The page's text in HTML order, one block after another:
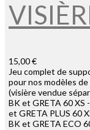
15,00 €
Jeu complet de
pour nos modèles
(visière vendue
BK et GRETA 60 XS
et GRETA PLUS 60
BK et GRETA ECO